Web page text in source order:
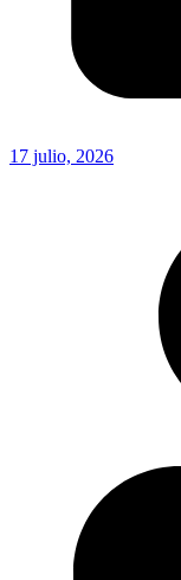
17 julio, 2026